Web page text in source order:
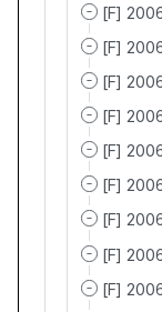
[F]
[F]
[F]
[F]
[F]
[F]
[F]
[F]
[F]